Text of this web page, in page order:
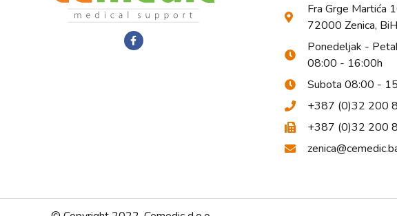
Fra Grge Martića
72000 Zenica, BiH
Ponedeljak -
08:00 - 16:00h
Subota 08:00 -
+387 (0)32 200
+387 (0)32 200